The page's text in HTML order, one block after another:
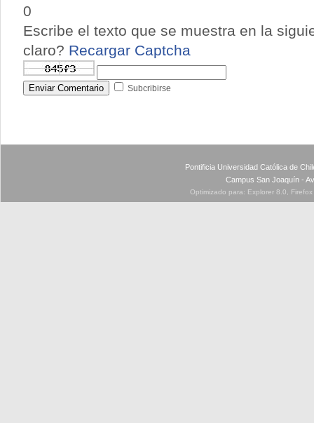
0
Escribe el texto que se muestra en la
claro? Recargar Captcha
Enviar Comentario Subcribirse
Pontificia Universidad Católica de
Campus San Joaquín -
Optimizado para: Explorer 8.0,